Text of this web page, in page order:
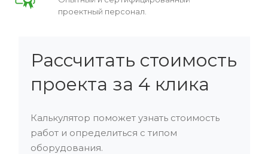
проектный персонал.
Рассчитать стоимость
проекта за 4 клика
Калькулятор поможет узнать стоимость
работ и определиться с типом
оборудования.